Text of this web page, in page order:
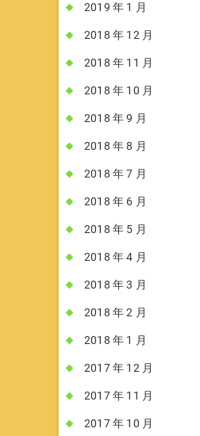
2019 年 1 月
2018 年 12 月
2018 年 11 月
2018 年 10 月
2018 年 9 月
2018 年 8 月
2018 年 7 月
2018 年 6 月
2018 年 5 月
2018 年 4 月
2018 年 3 月
2018 年 2 月
2018 年 1 月
2017 年 12 月
2017 年 11 月
2017 年 10 月